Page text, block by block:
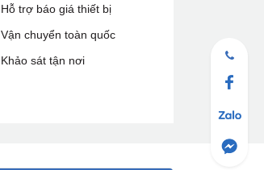
Hỗ trợ báo giá thiết bị
Vận chuyển toàn quốc
Khảo sát tận nơi